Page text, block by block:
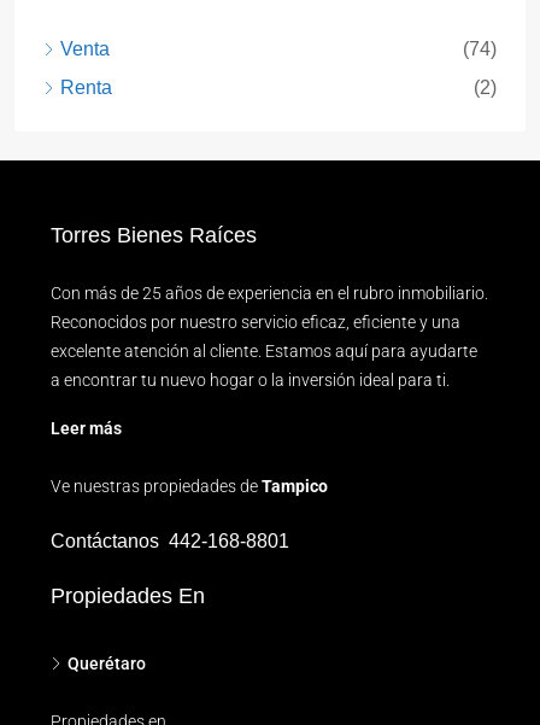
Venta
(74)
Renta
(2)
Torres Bienes Raíces
Con más de 25 años de experiencia en el rubro inmobiliario.
Reconocidos por nuestro servicio eficaz, eficiente y una
excelente atención al cliente. Estamos aquí para ayudarte
a encontrar tu nuevo hogar o la inversión ideal para ti.
Leer más
Ve nuestras propiedades deTampico
Contáctanos 442-168-8801
Propiedades En
Querétaro